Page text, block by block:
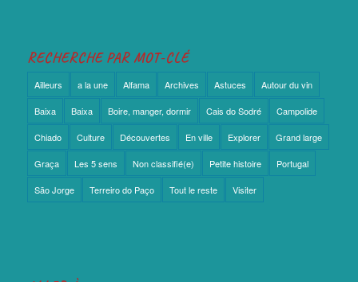
RECHERCHE PAR MOT-CLÉ
Ailleurs a la une Alfama Archives Astuces Autour du vin
Baixa Baixa Boire, manger, dormir Cais do Sodré Campolide
Chiado Culture Découvertes En ville Explorer Grand large
Graça Les 5 sens Non classifié(e) Petite histoire Portugal
São Jorge Terreiro do Paço Tout le reste Visiter